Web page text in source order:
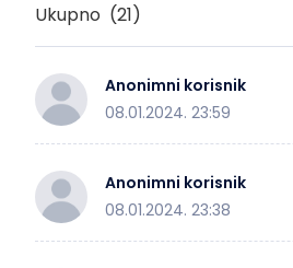
Ukupno (21)
Anonimni korisnik
08.01.2024. 23:59
Anonimni korisnik
08.01.2024. 23:38